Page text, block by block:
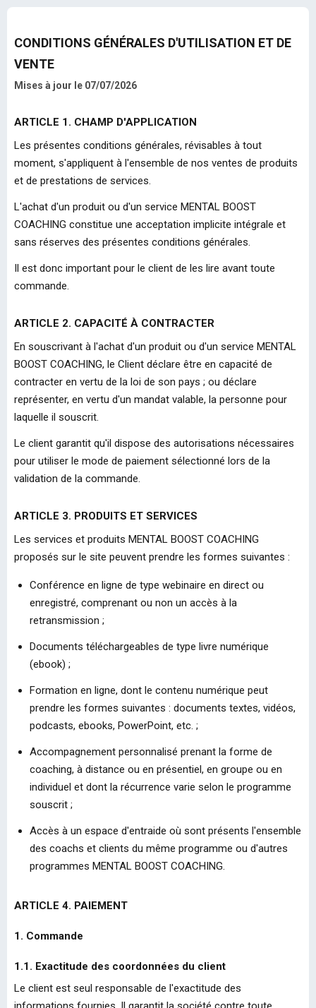
CONDITIONS GÉNÉRALES D'UTILISATION ET DE
VENTE
Mises à jour le 07/07/2026
ARTICLE 1. CHAMP D'APPLICATION
Les présentes conditions générales, révisables à tout
moment, s'appliquent à l'ensemble de nos ventes de produits
et de prestations de services.
L'achat d'un produit ou d'un service MENTAL BOOST
COACHING constitue une acceptation implicite intégrale et
sans réserves des présentes conditions générales.
Il est donc important pour le client de les lire avant toute
commande.
ARTICLE 2. CAPACITÉ À CONTRACTER
En souscrivant à l'achat d'un produit ou d'un service MENTAL
BOOST COACHING, le Client déclare être en capacité de
contracter en vertu de la loi de son pays ; ou déclare
représenter, en vertu d'un mandat valable, la personne pour
laquelle il souscrit.
Le client garantit qu'il dispose des autorisations nécessaires
pour utiliser le mode de paiement sélectionné lors de la
validation de la commande.
ARTICLE 3. PRODUITS ET SERVICES
Les services et produits MENTAL BOOST COACHING
proposés sur le site peuvent prendre les formes suivantes :
Conférence en ligne de type webinaire en direct ou
enregistré, comprenant ou non un accès à la
retransmission ;
Documents téléchargeables de type livre numérique
(ebook) ;
Formation en ligne, dont le contenu numérique peut
prendre les formes suivantes : documents textes, vidéos,
podcasts, ebooks, PowerPoint, etc. ;
Accompagnement personnalisé prenant la forme de
coaching, à distance ou en présentiel, en groupe ou en
individuel et dont la récurrence varie selon le programme
souscrit ;
Accès à un espace d'entraide où sont présents l'ensemble
des coachs et clients du même programme ou d'autres
programmes MENTAL BOOST COACHING.
ARTICLE 4. PAIEMENT
1. Commande
1.1. Exactitude des coordonnées du client
Le client est seul responsable de l'exactitude des